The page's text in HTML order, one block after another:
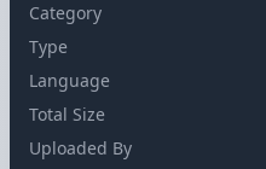
Category
Type
Language
Total Size
Uploaded By